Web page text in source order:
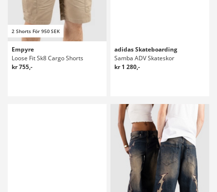
2 Shorts För 950 SEK
Empyre
Loose Fit Sk8 Cargo Shorts
kr 755,-
adidas Skateboarding
Samba ADV Skateskor
kr 1 280,-